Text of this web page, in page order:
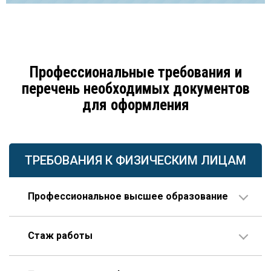
Профессиональные требования и
перечень необходимых документов
для оформления
ТРЕБОВАНИЯ К ФИЗИЧЕСКИМ ЛИЦАМ
Профессиональное высшее образование
проектирования.
Стаж работы